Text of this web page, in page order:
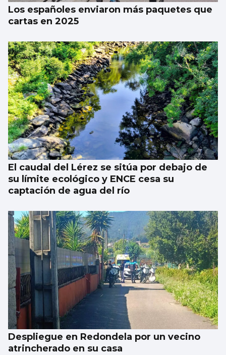
Los españoles enviaron más paquetes que
cartas en 2025
El caudal del Lérez se sitúa por debajo de
su límite ecológico y ENCE cesa su
captación de agua del río
Despliegue en Redondela por un vecino
atrincherado en su casa